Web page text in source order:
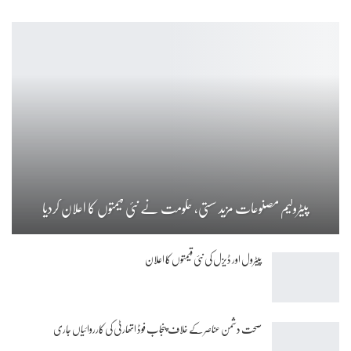
پیٹرولیم مصنوعات مزید سستی، حکومت نے نئی قیمتوں کا اعلان کردیا
پیٹرول اور ڈیزل کی نئی قیمتوں کا اعلان
صحت دشمن عناصر کے خلاف پنجاب فوڈ اتھارٹی کی کارروائیاں جاری